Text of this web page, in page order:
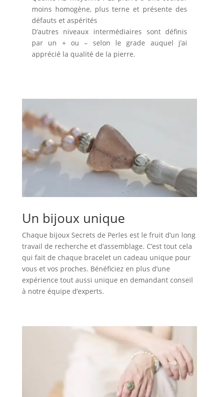
moins homogène, plus terne et présente des
défauts et aspérités
D’autres niveaux intermédiaires sont définis
par un + ou – selon le grade auquel j’ai
apprécié la qualité de la pierre.
Un bijoux unique
Chaque bijoux Secrets de Perles est le fruit d’un long
travail de recherche et d’assemblage. C’est tout cela
qui fait de chaque bracelet un cadeau unique pour
vous et vos proches. Bénéficiez en plus d’une
expérience tout aussi unique en demandant conseil
à notre équipe d’experts.